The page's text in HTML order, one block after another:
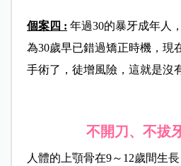
個案四 : 年過30的暴牙成年人
為30歲早已錯過矯正時機，現
手術了，徒增風險，這就是沒
不開刀、不拔
人體的上顎骨在9～12歲間生